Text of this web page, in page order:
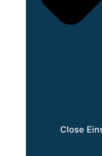
Close